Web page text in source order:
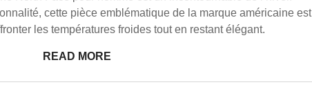
cette pièce emblématique de la marque américaine est
les températures froides tout en restant élégant.
READ MORE